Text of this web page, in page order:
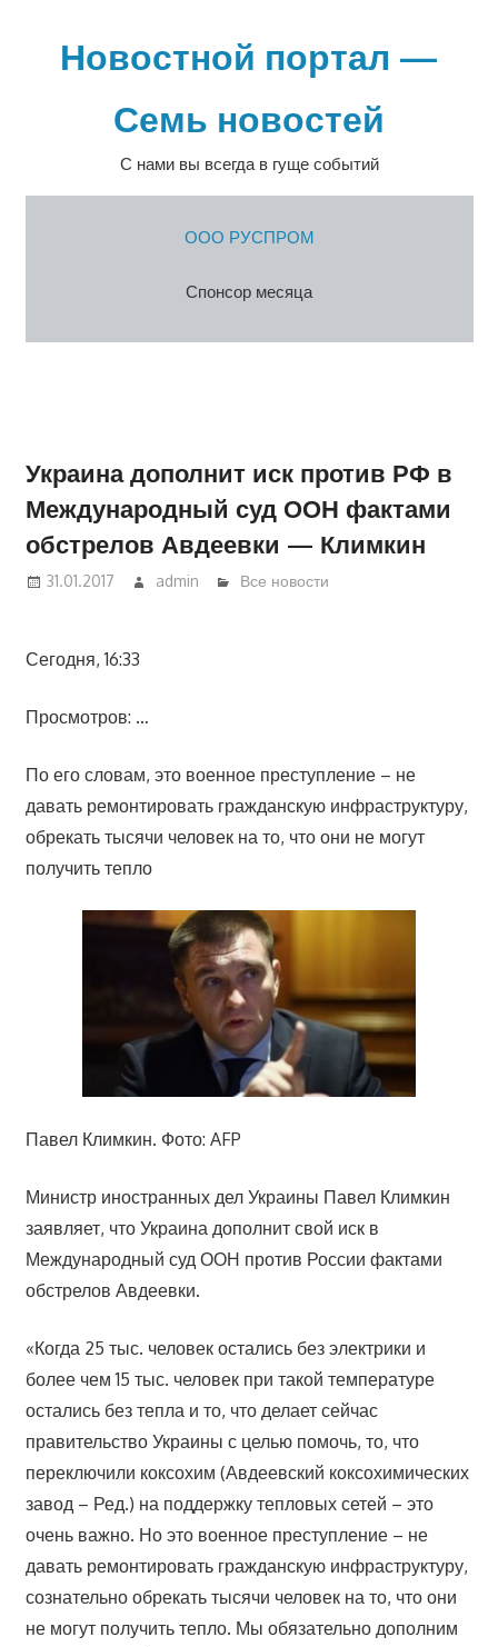
содержимомуНовостной портал —
Семь новостей
С нами вы всегда в гуще событий
ООО РУСПРОМ
Спонсор месяца
Украина дополнит иск против РФ в
Международный суд ООН фактами
обстрелов Авдеевки — Климкин
31.01.2017 admin Все новости
Сегодня, 16:33
Просмотров: …
По его словам, это военное преступление – не
давать ремонтировать гражданскую инфраструктуру,
обрекать тысячи человек на то, что они не могут
получить тепло
Павел Климкин. Фото: AFP
Министр иностранных дел Украины Павел Климкин
заявляет, что Украина дополнит свой иск в
Международный суд ООН против России фактами
обстрелов Авдеевки.
«Когда 25 тыс. человек остались без электрики и
более чем 15 тыс. человек при такой температуре
остались без тепла и то, что делает сейчас
правительство Украины с целью помочь, то, что
переключили коксохим (Авдеевский коксохимических
завод – Ред.) на поддержку тепловых сетей – это
очень важно. Но это военное преступление – не
давать ремонтировать гражданскую инфраструктуру,
сознательно обрекать тысячи человек на то, что они
не могут получить тепло. Мы обязательно дополним